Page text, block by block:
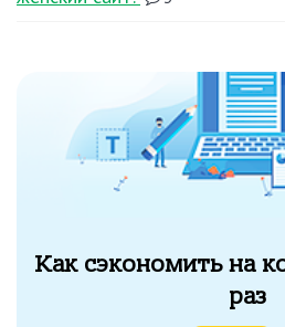
Как сэкономить на
раз